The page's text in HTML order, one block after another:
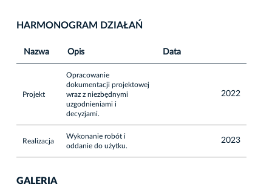
HARMONOGRAM DZIAŁAŃ
Nazwa Opis Data
Projekt
Opracowanie
dokumentacji projektowej
wraz z niezbędnymi
uzgodnieniami i
decyzjami.
2022
Realizacja
Wykonanie robót i
oddanie do użytku.
2023
GALERIA